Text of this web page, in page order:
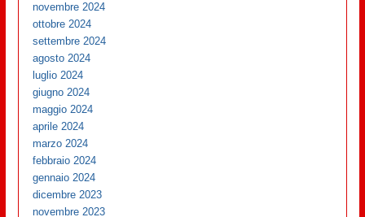
novembre 2024
ottobre 2024
settembre 2024
agosto 2024
luglio 2024
giugno 2024
maggio 2024
aprile 2024
marzo 2024
febbraio 2024
gennaio 2024
dicembre 2023
novembre 2023